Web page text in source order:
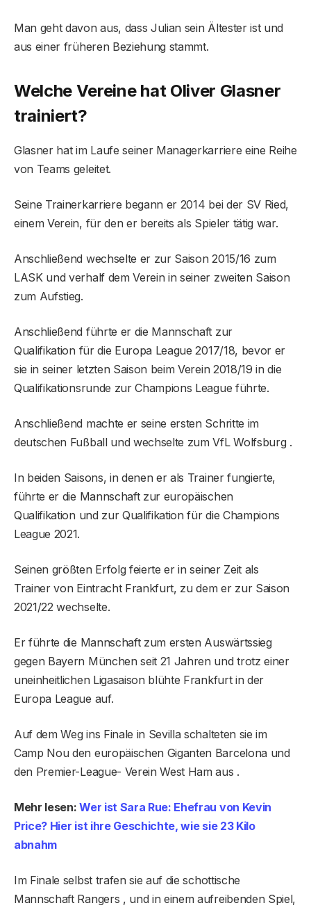
Man geht davon aus, dass Julian sein Ältester ist und
aus einer früheren Beziehung stammt.
Welche Vereine hat Oliver Glasner
trainiert?
Glasner hat im Laufe seiner Managerkarriere eine Reihe
von Teams geleitet.
Seine Trainerkarriere begann er 2014 bei der SV Ried,
einem Verein, für den er bereits als Spieler tätig war.
Anschließend wechselte er zur Saison 2015/16 zum
LASK und verhalf dem Verein in seiner zweiten Saison
zum Aufstieg.
Anschließend führte er die Mannschaft zur
Qualifikation für die Europa League 2017/18, bevor er
sie in seiner letzten Saison beim Verein 2018/19 in die
Qualifikationsrunde zur Champions League führte.
Anschließend machte er seine ersten Schritte im
deutschen Fußball und wechselte zum VfL Wolfsburg .
In beiden Saisons, in denen er als Trainer fungierte,
führte er die Mannschaft zur europäischen
Qualifikation und zur Qualifikation für die Champions
League 2021.
Seinen größten Erfolg feierte er in seiner Zeit als
Trainer von Eintracht Frankfurt, zu dem er zur Saison
2021/22 wechselte.
Er führte die Mannschaft zum ersten Auswärtssieg
gegen Bayern München seit 21 Jahren und trotz einer
uneinheitlichen Ligasaison blühte Frankfurt in der
Europa League auf.
Auf dem Weg ins Finale in Sevilla schalteten sie im
Camp Nou den europäischen Giganten Barcelona und
den Premier-League- Verein West Ham aus .
Mehr lesen:Wer ist Sara Rue: Ehefrau von Kevin
Price? Hier ist ihre Geschichte, wie sie 23 Kilo
abnahm
Im Finale selbst trafen sie auf die schottische
Mannschaft Rangers , und in einem aufreibenden Spiel,